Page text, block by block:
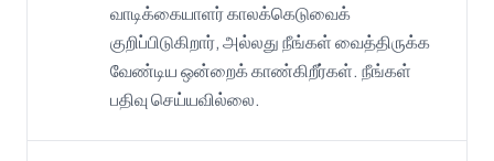
வாடிக்கையாளர் காலக்கெடுவைக்
குறிப்பிடுகிறார், அல்லது நீங்கள் வைத்திருக்க
வேண்டிய ஒன்றைக் காண்கிறீர்கள். நீங்கள்
பதிவு செய்யவில்லை.